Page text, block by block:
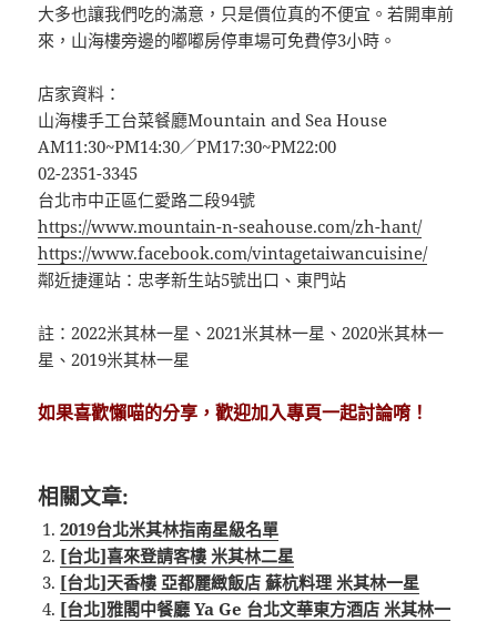
大多也讓我們吃的滿意，只是價位真的不便宜。若開車前
來，山海樓旁邊的嘟嘟房停車場可免費停3小時。
店家資料：
山海樓手工台菜餐廳Mountain and Sea House
AM11:30~PM14:30／PM17:30~PM22:00
02-2351-3345
台北市中正區仁愛路二段94號
https://www.mountain-n-seahouse.com/zh-hant/
https://www.facebook.com/vintagetaiwancuisine/
鄰近捷運站：忠孝新生站5號出口、東門站
註：2022米其林一星、2021米其林一星、2020米其林一
星、2019米其林一星
如果喜歡懶喵的分享，歡迎加入專頁一起討論唷！
相關文章:
2019台北米其林指南星級名單
[台北]喜來登請客樓 米其林二星
[台北]天香樓 亞都麗緻飯店 蘇杭料理 米其林一星
[台北]雅閣中餐廳 Ya Ge 台北文華東方酒店 米其林一